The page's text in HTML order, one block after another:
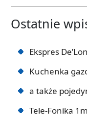
Ostatnie
Ekspres
Kuchenka
a także
Tele-Fonika